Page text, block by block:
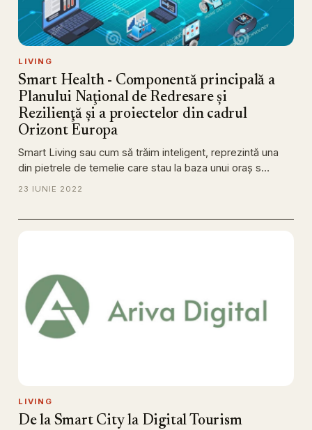
LIVING
Smart Health - Componentă principală a
Planului Naţional de Redresare şi
Rezilienţă şi a proiectelor din cadrul
Orizont Europa
Smart Living sau cum să trăim inteligent, reprezintă una
din pietrele de temelie care stau la baza unui oraş s…
23 IUNIE 2022
LIVING
De la Smart City la Digital Tourism